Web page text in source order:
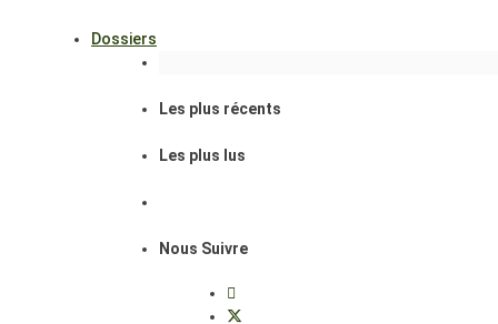
Dossiers
Les plus récents
Les plus lus
Nous Suivre